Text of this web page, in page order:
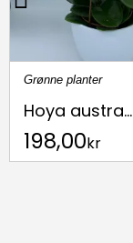
Grønne planter
Hoya austra...
198,00kr